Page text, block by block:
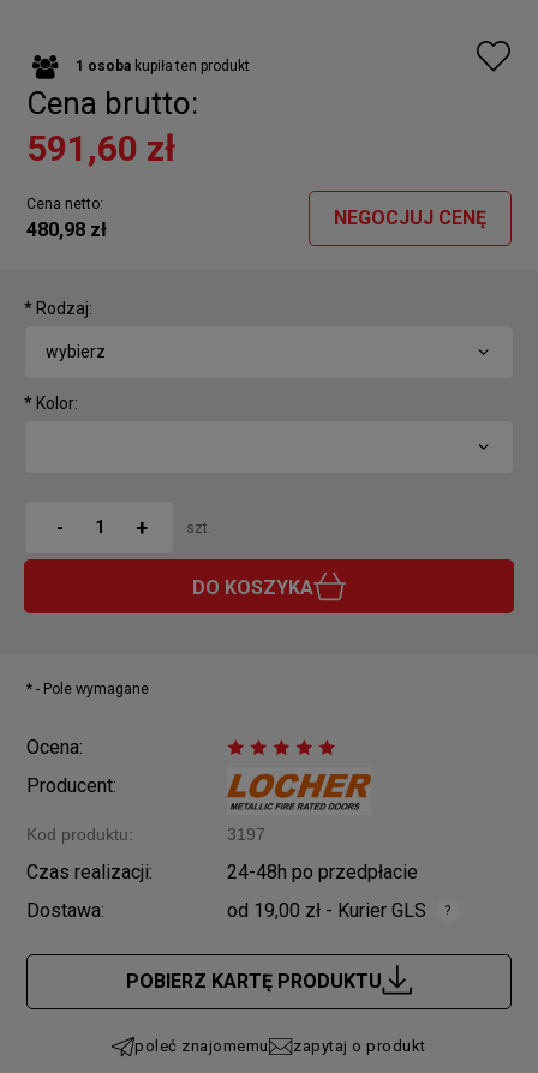
1 osoba kupiła ten produkt
Cena brutto:
591,60 zł
Cena netto:
480,98 zł
NEGOCJUJ CENĘ
*Rodzaj:
*Kolor:
- + szt.
DO KOSZYKA
* - Pole wymagane
Ocena:
Producent:
Kod produktu: 3197
Czas realizacji:
24-48h po przedpłacie
Dostawa:
od 19,00 zł - Kurier GLS
Cena nie zawiera ewentualnych kosztów płatności
POBIERZ KARTĘ PRODUKTU
poleć znajomemu zapytaj o produkt